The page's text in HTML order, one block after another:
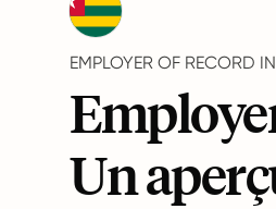
EMPLOYER OF RECORD
Un